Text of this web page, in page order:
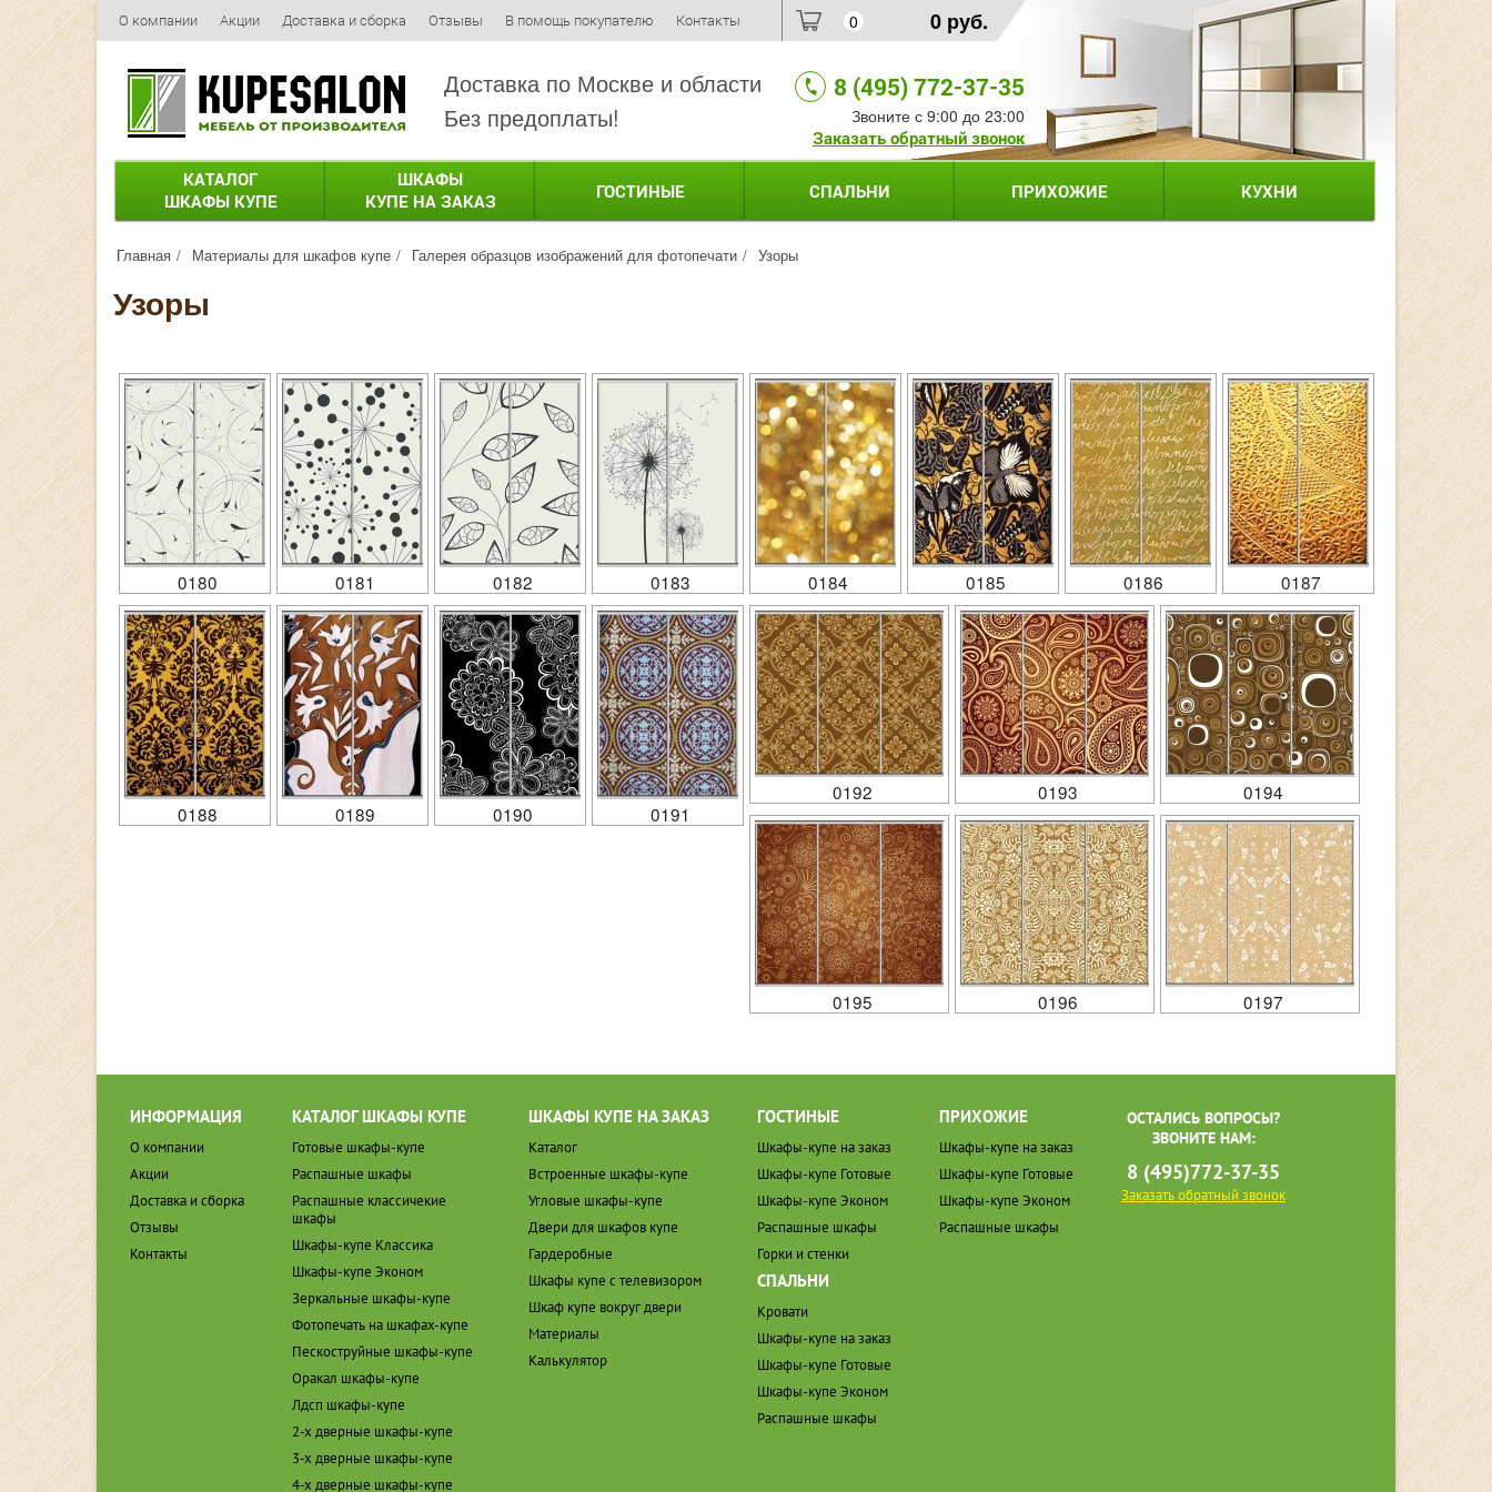
О компании Акции Доставка и сборка Отзывы В помощь покупателю Контакты 0 0 руб.
Доставка по Москве и области
Без предоплаты!
8 (495) 772-37-35
Звоните с 9:00 до 23:00
Заказать обратный звонок
КАТАЛОГ
ШКАФЫ КУПЕ
ШКАФЫ
КУПЕ НА ЗАКАЗ
ГОСТИНЫЕ СПАЛЬНИ ПРИХОЖИЕ КУХНИ
Главная Материалы для шкафов купе Галерея образцов изображений для фотопечати Узоры
Узоры
0180 0181 0182 0183 0184 0185 0186 0187
0188 0189 0190 0191
0192 0193 0194
0195 0196 0197
ИНФОРМАЦИЯ
О компании
Акции
Доставка и сборка
Отзывы
Контакты
КАТАЛОГ ШКАФЫ КУПЕ
Готовые шкафы-купе
Распашные шкафы
Распашные классичекие
шкафы
Шкафы-купе Классика
Шкафы-купе Эконом
Зеркальные шкафы-купе
Фотопечать на шкафах-купе
Пескоструйные шкафы-купе
Оракал шкафы-купе
Лдсп шкафы-купе
2-х дверные шкафы-купе
3-х дверные шкафы-купе
4-х дверные шкафы-купе
ШКАФЫ КУПЕ НА ЗАКАЗ
Каталог
Встроенные шкафы-купе
Угловые шкафы-купе
Двери для шкафов купе
Гардеробные
Шкафы купе с телевизором
Шкаф купе вокруг двери
Материалы
Калькулятор
ГОСТИНЫЕ
Шкафы-купе на заказ
Шкафы-купе Готовые
Шкафы-купе Эконом
Распашные шкафы
Горки и стенки
СПАЛЬНИ
Кровати
Шкафы-купе на заказ
Шкафы-купе Готовые
Шкафы-купе Эконом
Распашные шкафы
ПРИХОЖИЕ
Шкафы-купе на заказ
Шкафы-купе Готовые
Шкафы-купе Эконом
Распашные шкафы
ОСТАЛИСЬ ВОПРОСЫ?
ЗВОНИТЕ НАМ:
8 (495)772-37-35
Заказать обратный звонок